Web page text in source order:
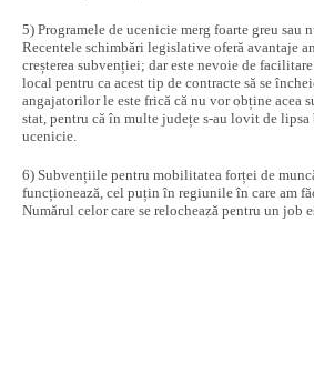
5) Programele de ucenicie merg foarte greu sau
Recentele schimbări legislative oferă avantaje
creșterea subvenției; dar este nevoie de
local pentru ca acest tip de contracte să se
angajatorilor le este frică că nu vor obține acea
stat, pentru că în multe județe s-au lovit de
ucenicie.
6) Subvențiile pentru mobilitatea forței de
funcționează, cel puțin în regiunile în care am
Numărul celor care se relochează pentru un job